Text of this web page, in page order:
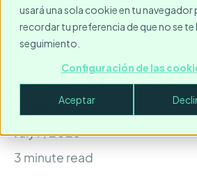
usará una sola cookie en tu navegador
recordar tu preferencia de que no se te
seguimiento.
Configuración de las
Aceptar
Alojamiento
Copa América
encuentra tu
ideal
July 7, 2023
3 minute read